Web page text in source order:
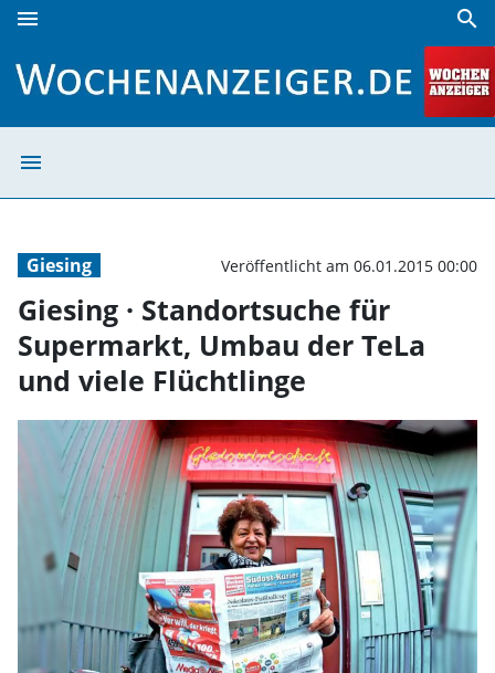
menu search
menu
Giesing Veröffentlicht am 06.01.2015 00:00
Giesing · Standortsuche für
Supermarkt, Umbau der TeLa
und viele Flüchtlinge